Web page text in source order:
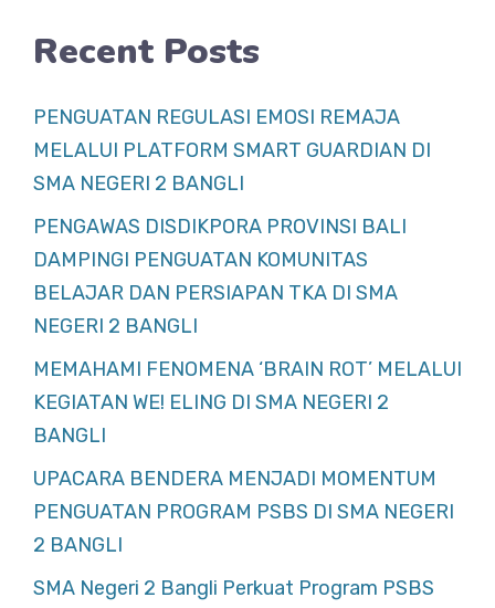
Recent Posts
PENGUATAN REGULASI EMOSI REMAJA
MELALUI PLATFORM SMART GUARDIAN DI
SMA NEGERI 2 BANGLI
PENGAWAS DISDIKPORA PROVINSI BALI
DAMPINGI PENGUATAN KOMUNITAS
BELAJAR DAN PERSIAPAN TKA DI SMA
NEGERI 2 BANGLI
MEMAHAMI FENOMENA ‘BRAIN ROT’ MELALUI
KEGIATAN WE! ELING DI SMA NEGERI 2
BANGLI
UPACARA BENDERA MENJADI MOMENTUM
PENGUATAN PROGRAM PSBS DI SMA NEGERI
2 BANGLI
SMA Negeri 2 Bangli Perkuat Program PSBS